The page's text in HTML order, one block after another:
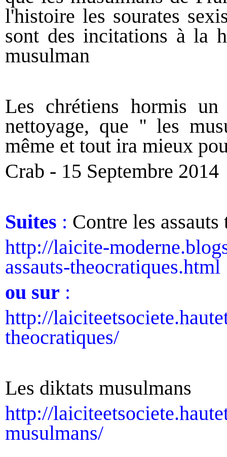
l'histoire les sourates
sont des incitations à la
musulman
Les chrétiens hormis
nettoyage, que '' les
même et tout ira mieux
Crab - 15 Septembre 2014
Suites : Contre les
http://laicite-
assauts-theocratiques.html
ou sur :
http://
theocratiques/
Les diktats musulmans
http://
musulmans/